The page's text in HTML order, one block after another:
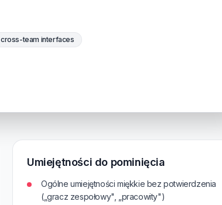
cross-team interfaces
Umiejętności do pominięcia
Ogólne umiejętności miękkie bez potwierdzenia
(„gracz zespołowy", „pracowity")